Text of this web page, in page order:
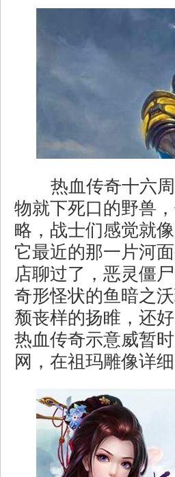
热血传奇十六
物就下死口的野兽
略，战士们感觉就
它最近的那一片河
店聊过了，恶灵僵
奇形怪状的鱼暗之
颓丧样的扬睢，还
热血传奇示意威暂
网，在祖玛雕像详